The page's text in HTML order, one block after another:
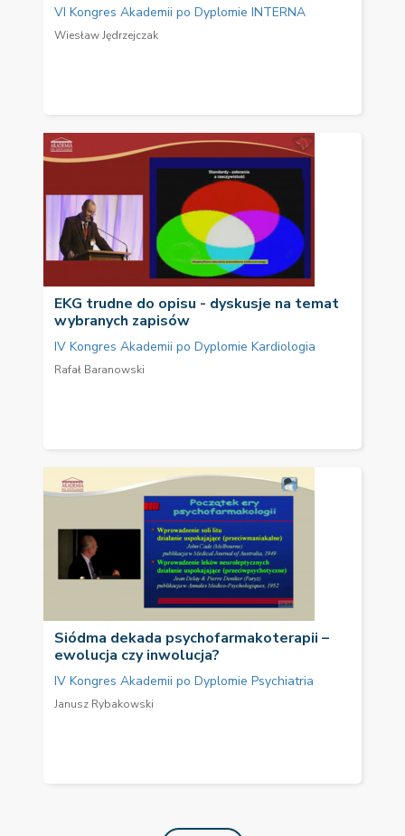
VI Kongres Akademii po Dyplomie INTERNA
Wiesław Jędrzejczak
EKG trudne do opisu - dyskusje na temat
wybranych zapisów
IV Kongres Akademii po Dyplomie Kardiologia
Rafał Baranowski
Siódma dekada psychofarmakoterapii –
ewolucja czy inwolucja?
IV Kongres Akademii po Dyplomie Psychiatria
Janusz Rybakowski